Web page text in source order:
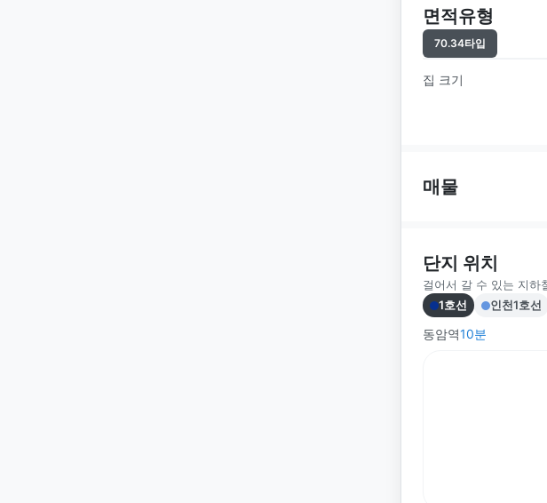
면적유형
70.34타입
집 크기
매물
단지 위치
걸어서 갈 수 있는 지하
1호선
인천1호선
동암역10분